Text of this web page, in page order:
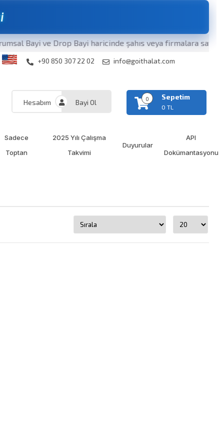
i
Bayi ve Drop Bayi haricinde şahıs veya firmalara
+90 850 307 22 02 info@goithalat.com
Hesabım Bayi Ol 0 Sepetim
0 TL
Sadece
Toptan
2025 Yılı Çalışma
Takvimi
Duyurular
API
Dokümantasyonu